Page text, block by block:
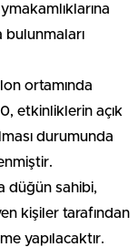
ortamında
etkinliklerin açık
durumunda
düğün sahibi,
kişiler tarafından
yapılacaktır.